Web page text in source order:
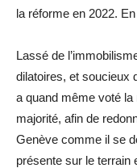
la réforme en 2022.
Lassé de
dilatoires, et soucieux
a quand même voté la
majorité, afin de
Genève comme il se
présente sur le terrain